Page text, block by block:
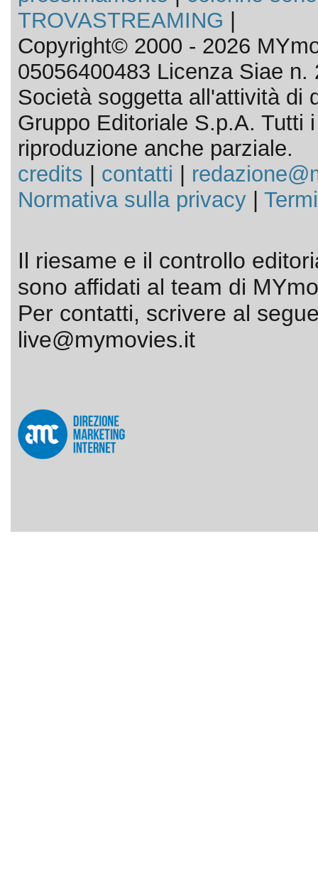
TROVASTREAMING
Copyright© 2000 - 2026
05056400483 Licenza Siae n.
Società soggetta all'attività di
Gruppo Editoriale S.p.A. Tutti
riproduzione anche parziale.
credits
contatti
Normativa sulla privacy|
Il riesame e il controllo
sono affidati al team di
Per contatti, scrivere al
live@mymovies.it